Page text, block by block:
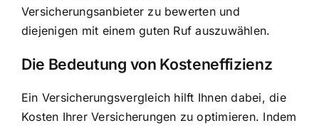
Versicherungsanbieter zu bewerten und
diejenigen mit einem guten Ruf auszuwählen.
Die Bedeutung von Kosteneffizienz
Ein Versicherungsvergleich hilft Ihnen dabei, die
Kosten Ihrer Versicherungen zu optimieren. Indem